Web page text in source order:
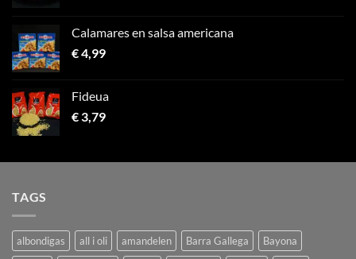
Calamares en salsa americana
€4,99
Fideua
€3,79
TAGS
albondigas all i oli amandelen Barra Gallega
Bayona